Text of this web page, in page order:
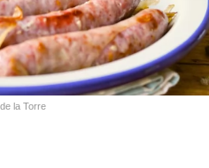
la Torre